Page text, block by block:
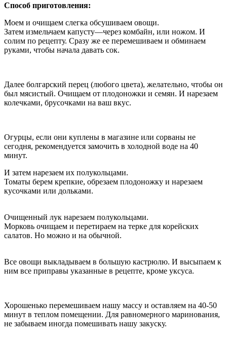
Способ приготовления:
Моем и очищаем слегка обсушиваем овощи.
Затем измельчаем капусту—через комбайн, или ножом. И
солим по рецепту. Сразу же ее перемешиваем и обминаем
руками, чтобы начала давать сок.
Далее болгарский перец (любого цвета), желательно, чтобы он
был мясистый. Очищаем от плодоножки и семян. И нарезаем
колечками, брусочками на ваш вкус.
Огурцы, если они куплены в магазине или сорваны не
сегодня, рекомендуется замочить в холодной воде на 40
минут.
И затем нарезаем их полукольцами.
Томаты берем крепкие, обрезаем плодоножку и нарезаем
кусочками или дольками.
Очищенный лук нарезаем полукольцами.
Морковь очищаем и перетираем на терке для корейских
салатов. Но можно и на обычной.
Все овощи выкладываем в большую кастрюлю. И высыпаем к
ним все приправы указанные в рецепте, кроме уксуса.
Хорошенько перемешиваем нашу массу и оставляем на 40-50
минут в теплом помещении. Для равномерного маринования,
не забываем иногда помешивать нашу закуску.